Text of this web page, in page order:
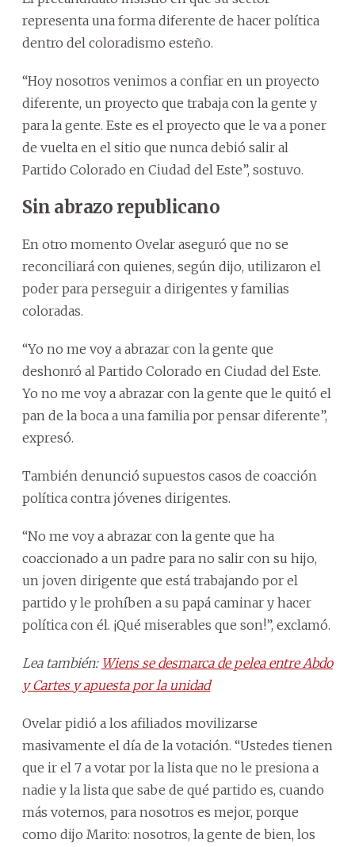
representa una forma diferente de hacer política
dentro del coloradismo esteño.
“Hoy nosotros venimos a confiar en un proyecto
diferente, un proyecto que trabaja con la gente y
para la gente. Este es el proyecto que le va a poner
de vuelta en el sitio que nunca debió salir al
Partido Colorado en Ciudad del Este”, sostuvo.
Sin abrazo republicano
En otro momento Ovelar aseguró que no se
reconciliará con quienes, según dijo, utilizaron el
poder para perseguir a dirigentes y familias
coloradas.
“Yo no me voy a abrazar con la gente que
deshonró al Partido Colorado en Ciudad del Este.
Yo no me voy a abrazar con la gente que le quitó el
pan de la boca a una familia por pensar diferente”,
expresó.
También denunció supuestos casos de coacción
política contra jóvenes dirigentes.
“No me voy a abrazar con la gente que ha
coaccionado a un padre para no salir con su hijo,
un joven dirigente que está trabajando por el
partido y le prohíben a su papá caminar y hacer
política con él. ¡Qué miserables que son!”, exclamó.
Lea también: Wiens se desmarca de pelea entre Abdo
y Cartes y apuesta por la unidad
Ovelar pidió a los afiliados movilizarse
masivamente el día de la votación. “Ustedes tienen
que ir el 7 a votar por la lista que no le presiona a
nadie y la lista que sabe de qué partido es, cuando
más votemos, para nosotros es mejor, porque
como dijo Marito: nosotros, la gente de bien, los